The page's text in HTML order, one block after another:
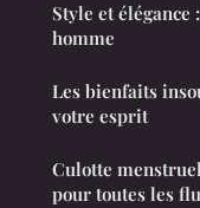
Style et
homme
Les bienfaits
votre esprit
Culotte
pour toutes les